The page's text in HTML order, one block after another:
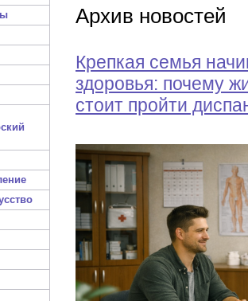
Архив новостей
Крепкая семья
здоровья: почему
стоит пройти